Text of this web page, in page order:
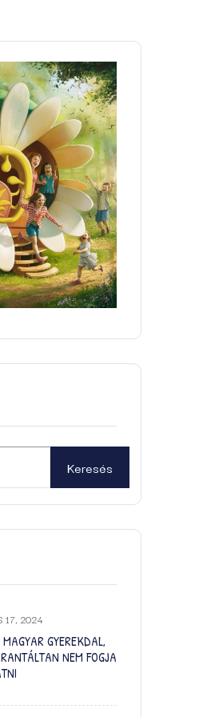
Keresés
17, 2024
GYEREKDAL,
NEM FOGJA